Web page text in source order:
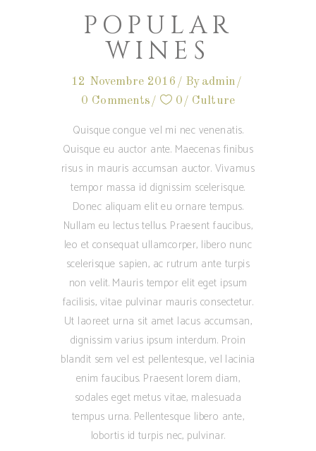
POPULAR
WINES
12 Novembre 2016 By admin
0 Comments
0 Culture
Quisque congue vel mi nec venenatis.
Quisque eu auctor ante. Maecenas finibus
risus in mauris accumsan auctor. Vivamus
tempor massa id dignissim scelerisque.
Donec aliquam elit eu ornare tempus.
Nullam eu lectus tellus. Praesent faucibus,
leo et consequat ullamcorper, libero nunc
scelerisque sapien, ac rutrum ante turpis
non velit. Mauris tempor elit eget ipsum
facilisis, vitae pulvinar mauris consectetur.
Ut laoreet urna sit amet lacus accumsan,
dignissim varius ipsum interdum. Proin
blandit sem vel est pellentesque, vel lacinia
enim faucibus. Praesent lorem diam,
sodales eget metus vitae, malesuada
tempus urna. Pellentesque libero ante,
lobortis id turpis nec, pulvinar.